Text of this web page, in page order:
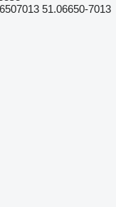
51.06650-7013